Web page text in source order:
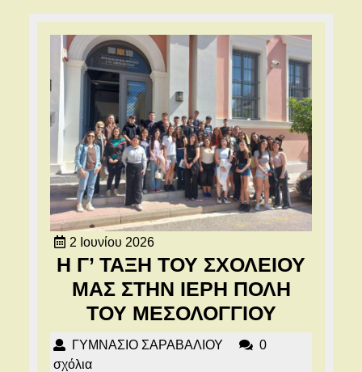
2 Ιουνίου 20262
Ιουνίου
Η Γ’ ΤΑΞΗ ΤΟΥ ΣΧΟΛΕΙΟΥ
ΜΑΣ ΣΤΗΝ ΙΕΡΗ ΠΟΛΗ
ΤΟΥ ΜΕΣΟΛΟΓΓΙΟΥΗ
Γ’
ΓΥΜΝΑΣΙΟ ΣΑΡΑΒΑΛΙΟΥ ΓΥΜΝΑΣΙΟ
0
σχόλια